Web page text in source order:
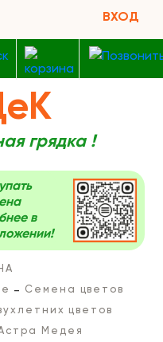
ВХОД
грядка !
в
Семена цветов
цветов
Медея